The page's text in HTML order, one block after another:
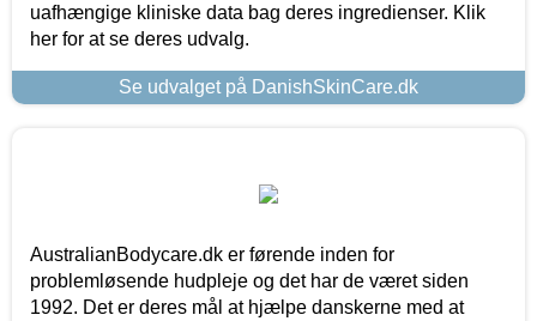
uafhængige kliniske data bag deres ingredienser. Klik
her for at se deres udvalg.
Se udvalget på DanishSkinCare.dk
AustralianBodycare.dk er førende inden for
problemløsende hudpleje og det har de været siden
1992. Det er deres mål at hjælpe danskerne med at